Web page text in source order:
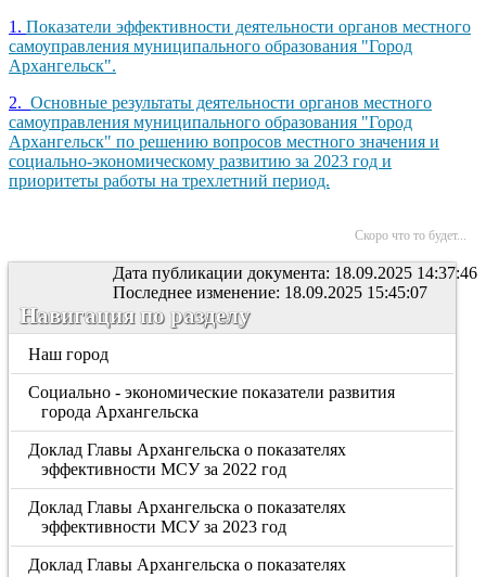
1. Показатели эффективности деятельности органов местного
самоуправления муниципального образования "Город
Архангельск".
2. Основные результаты деятельности органов местного
самоуправления муниципального образования "Город
Архангельск" по решению вопросов местного значения и
социально-экономическому развитию за 2023 год и
приоритеты работы на трехлетний период.
Скоро что то будет...
Дата публикации документа: 18.09.2025 14:37:46
Последнее изменение: 18.09.2025 15:45:07
Навигация по разделу
Наш город
Социально - экономические показатели развития
города Архангельска
Доклад Главы Архангельска о показателях
эффективности МСУ за 2022 год
Доклад Главы Архангельска о показателях
эффективности МСУ за 2023 год
Доклад Главы Архангельска о показателях